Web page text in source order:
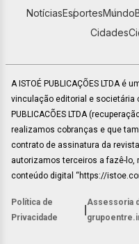
NotíciasEsportesMundo
Cidades
A ISTOÉ PUBLICAÇÕES LTDA é
vinculação editorial e societária
PUBLICACÕES LTDA
realizamos cobranças e que
contrato de assinatura da
autorizamos terceiros a fazê-lo,
conteúdo digital “https://
Política de
Privacidade
Assessoria